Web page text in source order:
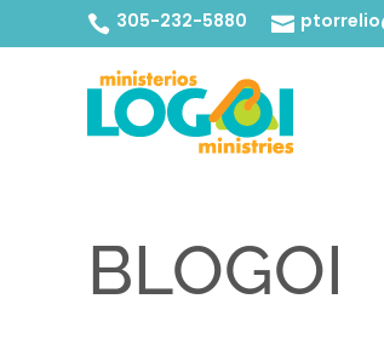
 305-232-5880 
BLOGOI